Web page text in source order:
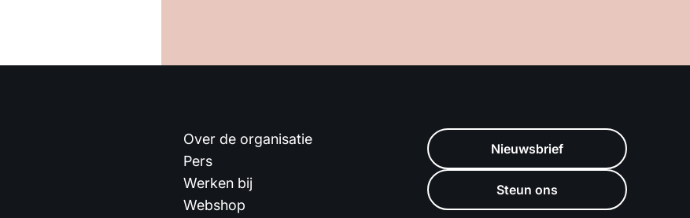
Over de organisatie
Pers
Werken bij
Webshop
Nieuwsbrief
Steun ons